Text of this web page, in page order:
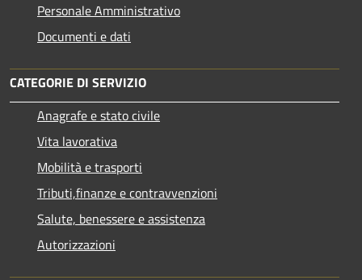
Personale Amministrativo
Documenti e dati
CATEGORIE DI SERVIZIO
Anagrafe e stato civile
Vita lavorativa
Mobilità e trasporti
Tributi,finanze e contravvenzioni
Salute, benessere e assistenza
Autorizzazioni